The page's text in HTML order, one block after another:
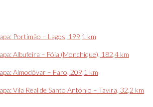
Portimão – Lagos, 199,1 km
Albufeira – Fóia (Monchique), 182,4 km
Almodôvar – Faro, 209,1 km
Vila Real de Santo António – Tavira, 32,2 km